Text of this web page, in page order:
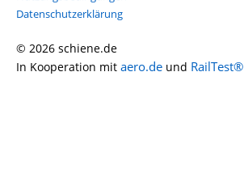
Datenschutzerklärung
© 2026 schiene.de
In Kooperation mit aero.de und RailTest®